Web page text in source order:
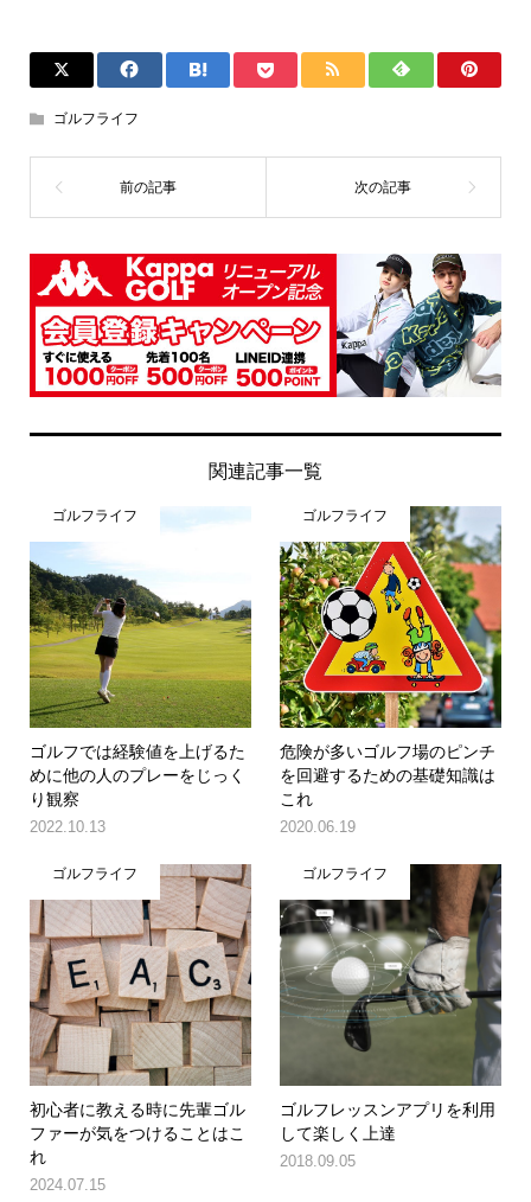
ゴルフライフ
関連記事一覧
ゴルフライフ
ゴルフでは経験値を上げるた
めに他の人のプレーをじっく
り観察
2022.10.13
ゴルフライフ
危険が多いゴルフ場のピンチ
を回避するための基礎知識は
これ
2020.06.19
ゴルフライフ
初心者に教える時に先輩ゴル
ファーが気をつけることはこ
れ
2024.07.15
ゴルフライフ
ゴルフレッスンアプリを利用
して楽しく上達
2018.09.05